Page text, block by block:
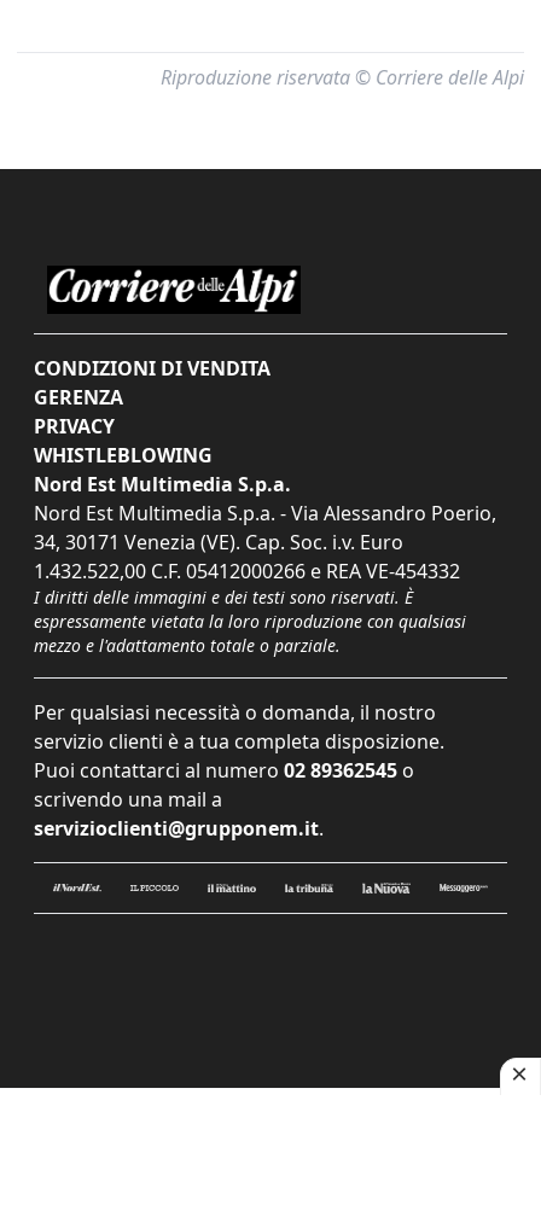
Riproduzione riservata © Corriere delle Alpi
CONDIZIONI DI VENDITA
GERENZA
PRIVACY
WHISTLEBLOWING
Nord Est Multimedia S.p.a.
Nord Est Multimedia S.p.a. - Via Alessandro Poerio,
34, 30171 Venezia (VE). Cap. Soc. i.v. Euro
1.432.522,00 C.F. 05412000266 e REA VE-454332
I diritti delle immagini e dei testi sono riservati. È
espressamente vietata la loro riproduzione con qualsiasi
mezzo e l'adattamento totale o parziale.
Per qualsiasi necessità o domanda, il nostro
servizio clienti è a tua completa disposizione.
Puoi contattarci al numero 02 89362545 o
scrivendo una mail a
servizioclienti@grupponem.it.